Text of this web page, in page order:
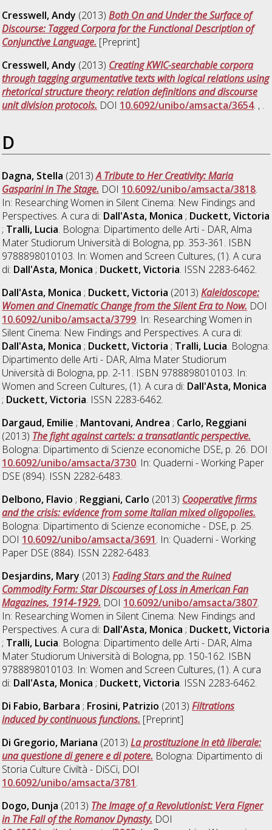
Cresswell, Andy (2013)Both On and Under the Surface of
Discourse: Tagged Corpora for the Functional Description of
Conjunctive Language. [Preprint]
Cresswell, Andy (2013) Creating KWIC-searchable corpora
through tagging argumentative texts with logical relations using
rhetorical structure theory: relation definitions and discourse
unit division protocols. DOI 10.6092/unibo/amsacta/3654. , .
D
Dagna, Stella (2013)A Tribute to Her Creativity: Maria
Gasparini in The Stage. DOI 10.6092/unibo/amsacta/3818.
In: Researching Women in Silent Cinema: New Findings and
Perspectives. A cura di: Dall'Asta, Monica ; Duckett, Victoria
; Tralli, Lucia. Bologna: Dipartimento delle Arti - DAR, Alma
Mater Studiorum Università di Bologna, pp. 353-361. ISBN
9788898010103. In: Women and Screen Cultures, (1). A cura
di: Dall'Asta, Monica ; Duckett, Victoria. ISSN 2283-6462.
Dall'Asta, Monica ; Duckett, Victoria (2013)Kaleidoscope:
Women and Cinematic Change from the Silent Era to Now. DOI
10.6092/unibo/amsacta/3799. In: Researching Women in
Silent Cinema: New Findings and Perspectives. A cura di:
Dall'Asta, Monica ; Duckett, Victoria ; Tralli, Lucia. Bologna:
Dipartimento delle Arti - DAR, Alma Mater Studiorum
Università di Bologna, pp. 2-11. ISBN 9788898010103. In:
Women and Screen Cultures, (1). A cura di: Dall'Asta, Monica
; Duckett, Victoria. ISSN 2283-6462.
Dargaud, Emilie ; Mantovani, Andrea ; Carlo, Reggiani
(2013) The fight against cartels: a transatlantic perspective.
Bologna: Dipartimento di Scienze economiche DSE, p. 26. DOI
10.6092/unibo/amsacta/3730. In: Quaderni - Working Paper
DSE (894). ISSN 2282-6483.
Delbono, Flavio ; Reggiani, Carlo (2013) Cooperative firms
and the crisis: evidence from some Italian mixed oligopolies.
Bologna: Dipartimento di Scienze economiche - DSE, p. 25.
DOI 10.6092/unibo/amsacta/3691. In: Quaderni - Working
Paper DSE (884). ISSN 2282-6483.
Desjardins, Mary (2013)Fading Stars and the Ruined
Commodity Form: Star Discourses of Loss in American Fan
Magazines, 1914-1929. DOI 10.6092/unibo/amsacta/3807.
In: Researching Women in Silent Cinema: New Findings and
Perspectives. A cura di: Dall'Asta, Monica ; Duckett, Victoria
; Tralli, Lucia. Bologna: Dipartimento delle Arti - DAR, Alma
Mater Studiorum Università di Bologna, pp. 150-162. ISBN
9788898010103. In: Women and Screen Cultures, (1). A cura
di: Dall'Asta, Monica ; Duckett, Victoria. ISSN 2283-6462.
Di Fabio, Barbara ; Frosini, Patrizio (2013)Filtrations
induced by continuous functions. [Preprint]
Di Gregorio, Mariana (2013)La prostituzione in età liberale:
una questione di genere e di potere. Bologna: Dipartimento di
Storia Culture Civiltà - DiSCi, DOI
10.6092/unibo/amsacta/3781.
Dogo, Dunja (2013) The Image of a Revolutionist: Vera Figner
in The Fall of the Romanov Dynasty. DOI